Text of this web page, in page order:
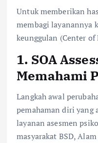
Untuk memberikan
membagi layanannya
keunggulan (Center of
1. SOA
Memahami
Langkah awal
pemahaman diri yang
layanan asesmen
masyarakat BSD,